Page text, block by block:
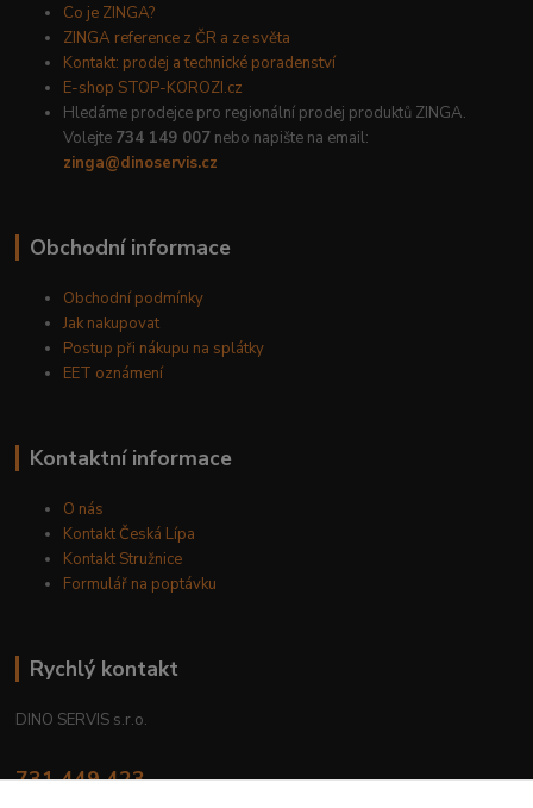
Co je ZINGA?
ZINGA reference z ČR a ze světa
Kontakt: prodej a technické poradenství
E-shop STOP-KOROZI.cz
Hledáme prodejce pro regionální prodej produktů ZINGA.
Volejte 734 149 007 nebo napište na email:
zinga@dinoservis.cz
Obchodní informace
Obchodní podmínky
Jak nakupovat
Postup při nákupu na splátky
EET oznámení
Kontaktní informace
O nás
Kontakt Česká Lípa
Kontakt Stružnice
Formulář na poptávku
Rychlý kontakt
DINO SERVIS s.r.o.
731 449 423